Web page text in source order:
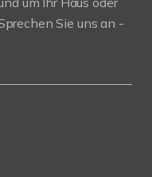
Sie uns an -